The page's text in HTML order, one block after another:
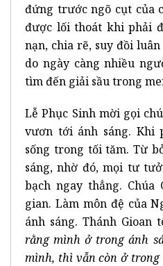
đứng trước ngõ cụt của
được lối thoát khi phải
nạn, chia rẽ, suy đồi
do ngày càng nhiều
tìm đến giải sầu trong
Lễ Phục Sinh mời gọi
vươn tới ánh sáng. Khi
sống trong tối tăm. Từ
sáng, nhờ đó, mọi tư
bạch ngay thẳng. Chúa
gian. Làm môn đệ của
ánh sáng. Thánh Gioan
rằng mình ở trong ánh
mình, thì vẫn còn ở